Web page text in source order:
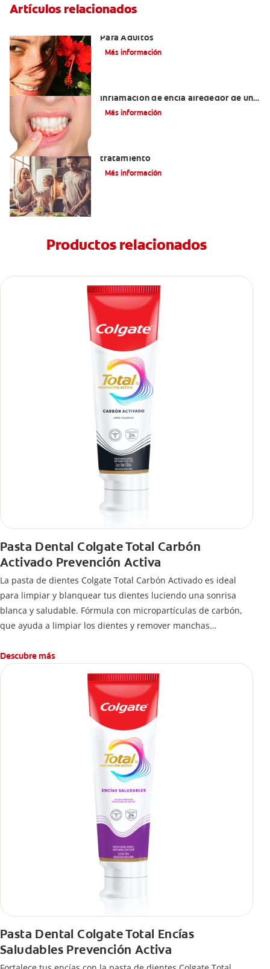
Artículos relacionados
Para Adultos
Más información
inflamación de encía alrededor de un
diente?
Más información
tratamiento
Más información
Productos relacionados
Pasta Dental Colgate Total Carbón
Activado Prevención Activa
La pasta de dientes Colgate Total Carbón Activado es ideal
para limpiar y blanquear tus dientes luciendo una sonrisa
blanca y saludable. Fórmula con micropartículas de carbón,
que ayuda a limpiar los dientes y remover manchas
¿Qué hace el carbón activado en una pasta dental y por qué
se usa para ayudar a remover manchas superficiales?
También encontrarás cómo incluirla en tu rutina, en casa o de
viaje, con tips de cepillado para una sonrisa sana.
Descubre más
Pasta Dental Colgate Total Encías
Saludables Prevención Activa